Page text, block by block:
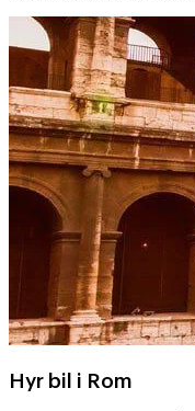
Hyr bil i Rom